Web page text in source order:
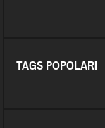
TAGS POPOLARI